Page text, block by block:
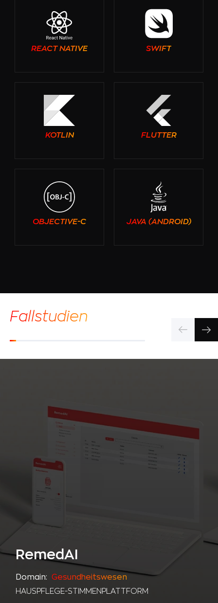
REACT NATIVE SWIFT
KOTLIN FLUTTER
OBJECTIVE-C JAVA (ANDROID)
Fallstudien
RemedAI
Domain:
Gesundheitswesen
HAUSPFLEGE-STIMMENPLATTFORM